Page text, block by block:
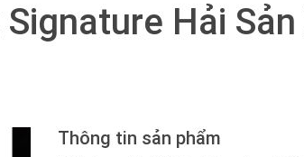
Hải
Thông tin sản phẩm